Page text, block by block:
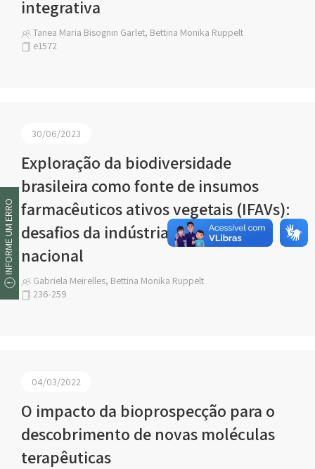
integrativa
Tanea Maria Bisognin Garlet, Bettina Monika Ruppelt
e1572
30/06/2023
Exploração da biodiversidade
brasileira como fonte de insumos
farmacêuticos ativos vegetais (IFAVs):
desafios da indústria farmacêutica
nacional
Gabriela Meirelles, Bettina Monika Ruppelt
236-259
04/03/2022
O impacto da bioprospecção para o
descobrimento de novas moléculas
terapêuticas
INFORME UM ERRO